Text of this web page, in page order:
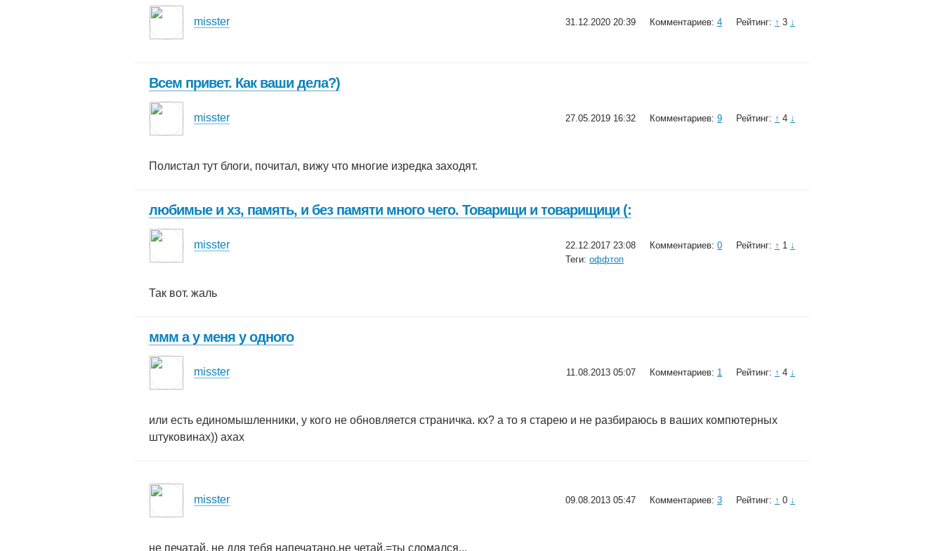
misster 31.12.2020 20:39 Комментариев: 4 Рейтинг: ↑ 3 ↓
Всем привет. Как ваши дела?)
misster 27.05.2019 16:32 Комментариев: 9 Рейтинг: ↑ 4 ↓
Полистал тут блоги, почитал, вижу что многие изредка заходят.
любимые и хз, память, и без памяти много чего. Товарищи и товарищици (:
misster 22.12.2017 23:08 Комментариев: 0 Рейтинг: ↑ 1 ↓
Теги: оффтоп
Так вот. жаль
ммм а у меня у одного
misster 11.08.2013 05:07 Комментариев: 1 Рейтинг: ↑ 4 ↓
или есть единомышленники, у кого не обновляется страничка. кх? а то я старею и не разбираюсь в ваших компютерных
штуковинах)) ахах
misster 09.08.2013 05:47 Комментариев: 3 Рейтинг: ↑ 0 ↓
не печатай. не для тебя напечатано.не четай.=ты сломался...